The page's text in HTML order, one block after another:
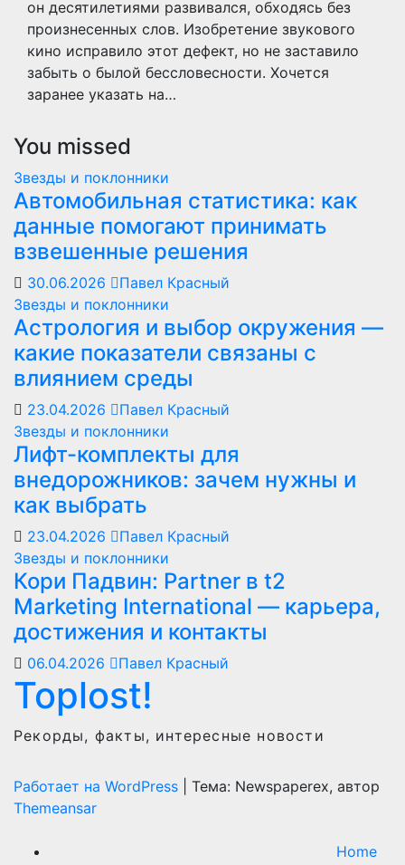
он десятилетиями развивался, обходясь без
произнесенных слов. Изобретение звукового
кино исправило этот дефект, но не заставило
забыть о былой бессловесности. Хочется
заранее указать на…
You missed
Звезды и поклонники
Автомобильная статистика: как
данные помогают принимать
взвешенные решения
30.06.2026
Павел Красный
Звезды и поклонники
Астрология и выбор окружения —
какие показатели связаны с
влиянием среды
23.04.2026
Павел Красный
Звезды и поклонники
Лифт-комплекты для
внедорожников: зачем нужны и
как выбрать
23.04.2026
Павел Красный
Звезды и поклонники
Кори Падвин: Partner в t2
Marketing International — карьера,
достижения и контакты
06.04.2026 Павел Красный
Toplost!
Рекорды, факты, интересные новости
Работает на WordPress
Тема: Newspaperex, автор
Themeansar
Home